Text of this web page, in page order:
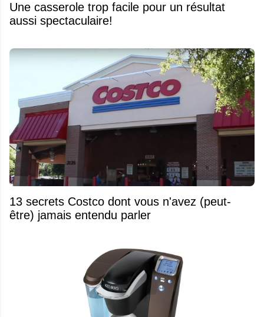
Une casserole trop facile pour un résultat
aussi spectaculaire!
13 secrets Costco dont vous n'avez (peut-
être) jamais entendu parler